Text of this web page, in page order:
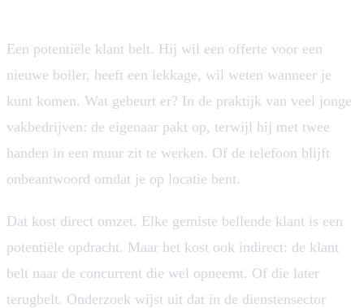
Een potentiële klant belt. Hij wil een offerte voor een
nieuwe boiler, heeft een lekkage, wil weten wanneer je
kunt komen. Wat gebeurt er? In de praktijk van veel jonge
vakbedrijven: de eigenaar pakt op, terwijl hij met twee
handen in een muur zit te werken. Of de telefoon blijft
onbeantwoord omdat je op locatie bent.
Dat kost direct omzet. Elke gemiste bellende klant is een
potentiële opdracht. Maar het kost ook indirect: de klant
belt naar de concurrent die wel opneemt. Of die later
terugbelt. Onderzoek wijst uit dat in de dienstensector